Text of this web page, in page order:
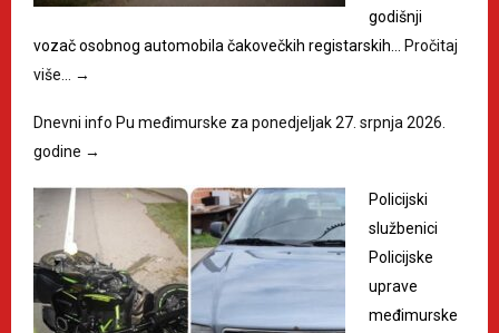
godišnji
vozač osobnog automobila čakovečkih registarskih…
Pročitaj
više…
→
Dnevni info Pu međimurske za ponedjeljak 27. srpnja 2026.
godine →
Policijski
službenici
Policijske
uprave
međimurske